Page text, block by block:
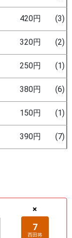
420円 (3)
320円 (2)
250円 (1)
380円 (6)
150円 (1)
390円 (7)
×
7
西田将